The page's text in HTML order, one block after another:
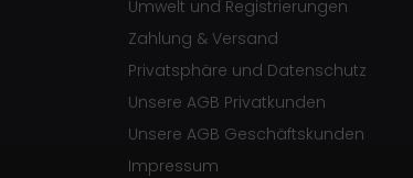
Umwelt und Registrierungen
Zahlung & Versand
Privatsphäre und Datenschutz
Unsere AGB Privatkunden
Unsere AGB Geschäftskunden
Impressum